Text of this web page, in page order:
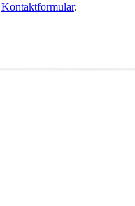
Kontaktformular.